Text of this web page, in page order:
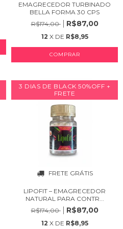
EMAGRECEDOR TURBINADO
BELLA FORMA 30 CPS
R$174,00
R$87,00
12 X DE R$8,95
COMPRAR
3 DIAS DE BLACK 50%OFF +
FRETE
FRETE GRÁTIS
LIPOFIT – EMAGRECEDOR
NATURAL PARA CONTR...
R$174,00
R$87,00
12 X DE R$8,95